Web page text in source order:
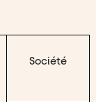
Société